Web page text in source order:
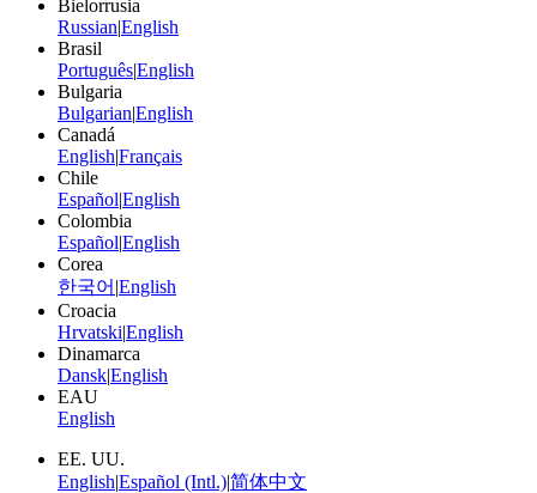
Bielorrusia
Russian|English
Brasil
Português|English
Bulgaria
Bulgarian|English
Canadá
English|Français
Chile
Español|English
Colombia
Español|English
Corea
한국어 |English
Croacia
Hrvatski|English
Dinamarca
Dansk|English
EAU
English
EE. UU.
English|Español (Intl.)|简体中文